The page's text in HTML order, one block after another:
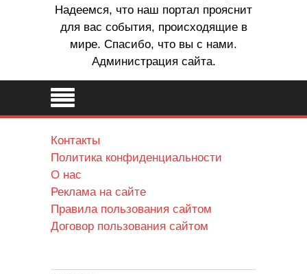
Надеемся, что наш портал прояснит
для вас события, происходящие в
мире. Спасибо, что вы с нами.
Администрация сайта.
Контакты
Политика конфиденциальности
О нас
Реклама на сайте
Правила пользования сайтом
Договор пользования сайтом